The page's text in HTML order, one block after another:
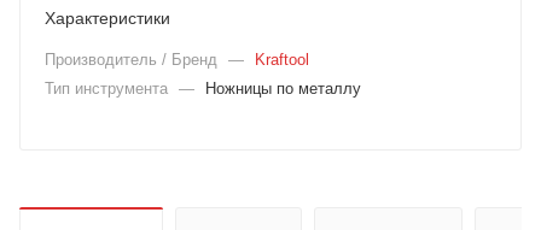
Характеристики
Производитель / Бренд —
Kraftool
Тип инструмента — Ножницы по металлу